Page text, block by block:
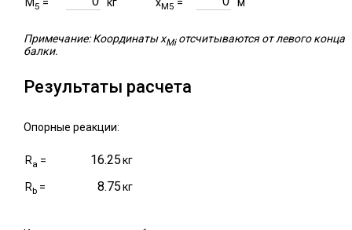
5 M5
Примечание: Координаты xMiотсчитываются от левого конца
балки.
Результаты расчета
Опорные реакции:
Ra = 16.25кг
Rb = 8.75кг